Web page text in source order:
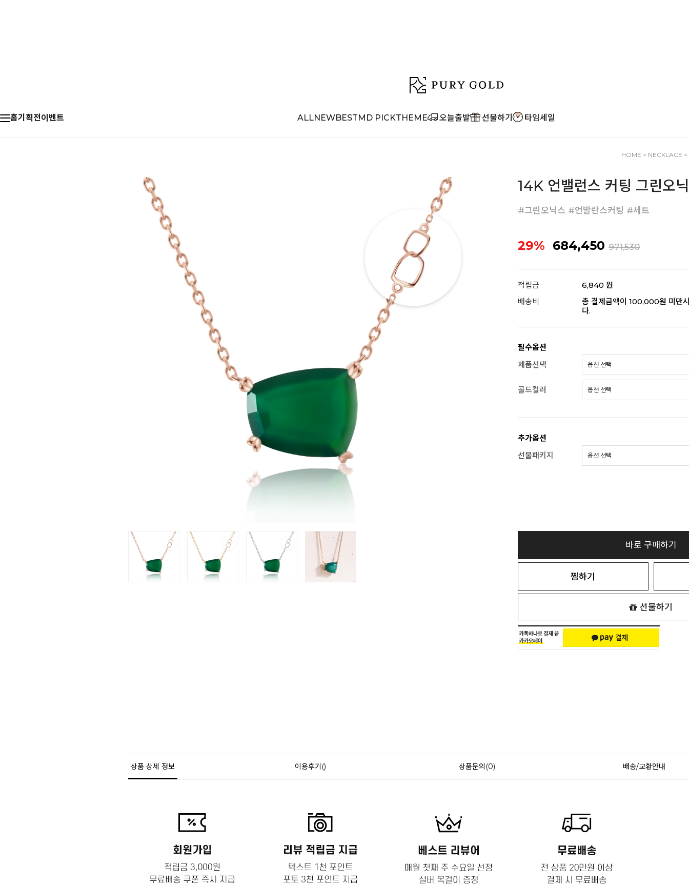
홈기획전이벤트 ALLNEWBESTMD PICKTHEME 오늘출발 선물하기 타임세일
HOME > NECKLACE >
14K 언밸런스 커팅 그린오
#그린오닉스 #언발란스커팅 #세트
29% 684,450 971,530
적립금
6,840 원
배송비
총 결제금액이 100,000원 미만
다.
필수옵션
제품선택
골드컬러
추가옵션
선물패키지
바로 구매하기
찜하기
선물하기
상품 상세 정보 이용후기() 상품문의(0) 배송/교환안내